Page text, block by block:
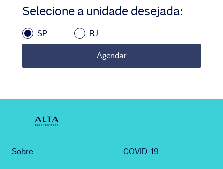
Selecione a unidade desejada:
SP RJ
Agendar
Sobre COVID-19